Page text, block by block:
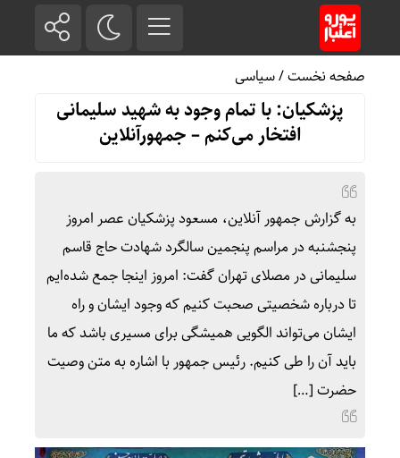
صفحه نخست/سیاسی
پزشکیان: با تمام وجود به شهید سلیمانی
افتخار می‌کنم – جمهورآنلاین
به گزارش جمهور آنلاین، مسعود پزشکیان عصر امروز
پنجشنبه در مراسم پنجمین سالگرد شهادت حاج قاسم
سلیمانی در مصلای تهران گفت: امروز اینجا جمع شده‌ایم
تا درباره شخصیتی صحبت کنیم که وجود ایشان و راه
ایشان می‌تواند الگویی همیشگی برای مسیری باشد که ما
باید آن را طی کنیم. رئیس جمهور با اشاره به متن وصیت
حضرت […]